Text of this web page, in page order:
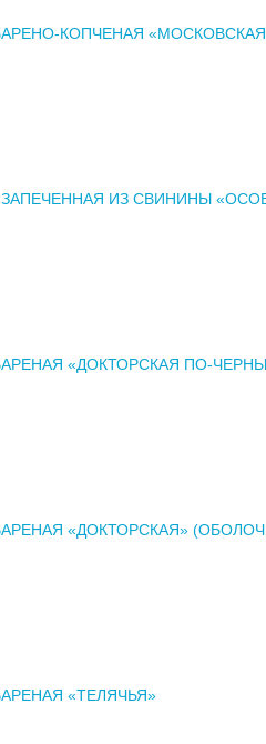
КОПЧЕНАЯ
ИЗ СВИНИНЫ
«ДОКТОРСКАЯ ПО-
«ДОКТОРСКАЯ»
«ТЕЛЯЧЬЯ»